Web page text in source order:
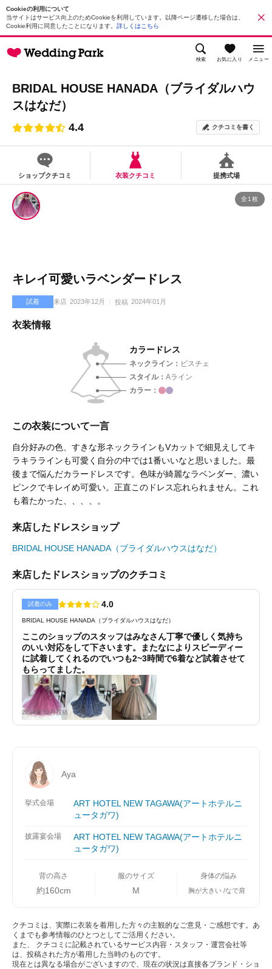
Cookieの利用について
当サイトはサービス向上のためCookieを利用しています。以降ページ遷移した場合は、
Cookie利用に同意したことになります。 詳しくはこちら
検索 お気に入り メニュー
BRIDAL HOUSE HANADA（ブライダルハウ
スはなだ）
4.4 クチコミを書く
ショップクチコミ 衣装クチコミ 提携式場
全1枚
キレイ可愛いラベンダードレス
試着 来店 2023年12月 投稿 2024年01月
衣装情報
カラードレス
ネックライン
ビスチェ
スタイル
Aライン
カラー
この衣装について一言
自分好みの色、すきな形ネックラインもVカットで細見えしてキ
ラキララインも可愛く自分の中では1番いいなと思いました。最
後まで悩んだカラードレスです。色味が綺麗なラベンダー、濃い
ピンクでキレイめ可愛い。正直このドレス忘れられません。これ
も着たかった、、、、。
来店したドレスショップ
BRIDAL HOUSE HANADA（ブライダルハウスはなだ）
来店したドレスショップのクチコミ
試着のみ 4.0
BRIDAL HOUSE HANADA（ブライダルハウスはなだ）
ここのショップのスタッフはみなさん丁寧で優しく気持ち
のいい対応をして下さいます。またなによりスピーディー
に試着してくれるのでいつも2~3時間で6着など試着させて
もらってました。
2024年01月投稿
Aya
挙式会場
ART HOTEL NEW TAGAWA(アートホテルニ
ュータガワ)
披露宴会場
ART HOTEL NEW TAGAWA(アートホテルニ
ュータガワ)
背の高さ
約160cm
服のサイズ
M
身体の悩み
胸が大きい なで肩
クチコミは、実際に衣装を着用した方々の主観的なご意見・ご感想です。あ
くまでも参考情報のひとつとしてご活用ください。
また、 クチコミに記載されているサービス内容・スタッフ・運営会社等
は、投稿された方が着用した当時のものです。
現在とは異なる場合がございますので、現在の状況は直接各ブランド・ショ